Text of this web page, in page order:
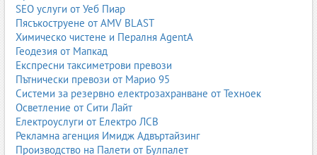
SEO услуги от Уеб Пиар
Пясъкоструене от AMV BLAST
Химическо чистене и Пералня AgentA
Геодезия от Мапкад
Експресни таксиметрови превози
Пътнически превози от Марио 95
Системи за резервно електрозахранване от Техноек
Осветление от Сити Лайт
Електроуслуги от Електро ЛСВ
Рекламна агенция Имидж Адвъртайзинг
Производство на Палети от Булпалет